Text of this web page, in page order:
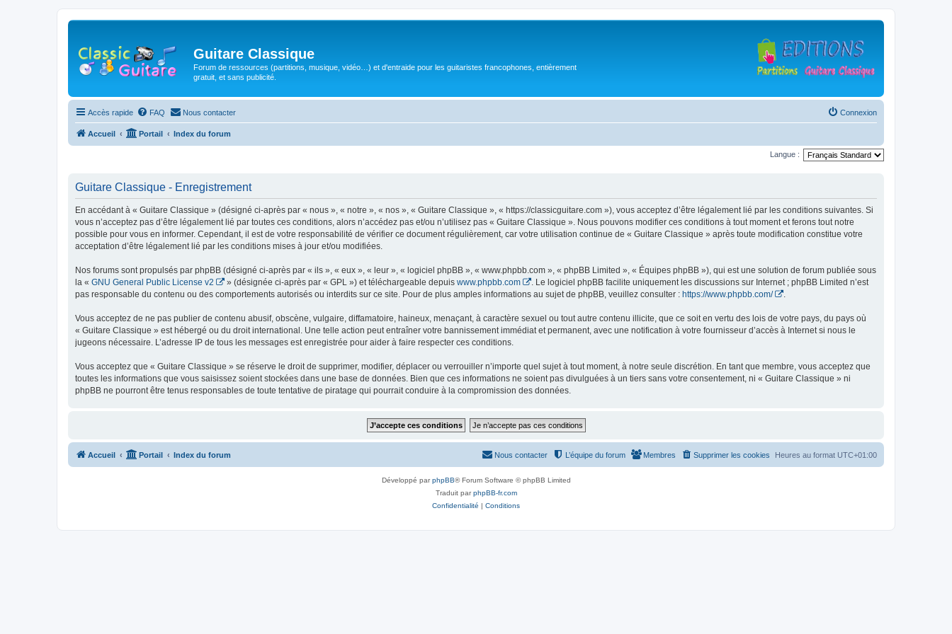
Guitare Classique
Forum de ressources (partitions, musique, vidéo…) et d'entraide pour les guitaristes francophones, entièrement
gratuit, et sans publicité.
Accès rapide FAQ Nous contacter Connexion
Accueil Portail Index du forum
Langue :
Guitare Classique - Enregistrement
En accédant à « Guitare Classique » (désigné ci-après par « nous », « notre », « nos », « Guitare Classique », « https://classicguitare.com »), vous acceptez d’être légalement lié par les conditions suivantes. Si
vous n’acceptez pas d’être légalement lié par toutes ces conditions, alors n’accédez pas et/ou n’utilisez pas « Guitare Classique ». Nous pouvons modifier ces conditions à tout moment et ferons tout notre
possible pour vous en informer. Cependant, il est de votre responsabilité de vérifier ce document régulièrement, car votre utilisation continue de « Guitare Classique » après toute modification constitue votre
acceptation d’être légalement lié par les conditions mises à jour et/ou modifiées.
Nos forums sont propulsés par phpBB (désigné ci-après par « ils », « eux », « leur », « logiciel phpBB », « www.phpbb.com », « phpBB Limited », « Équipes phpBB »), qui est une solution de forum publiée sous
la « GNU General Public License v2 » (désignée ci-après par « GPL ») et téléchargeable depuis www.phpbb.com
. Le logiciel phpBB facilite uniquement les discussions sur Internet ; phpBB Limited n’est
pas responsable du contenu ou des comportements autorisés ou interdits sur ce site. Pour de plus amples informations au sujet de phpBB, veuillez consulter : https://www.phpbb.com/ .
Vous acceptez de ne pas publier de contenu abusif, obscène, vulgaire, diffamatoire, haineux, menaçant, à caractère sexuel ou tout autre contenu illicite, que ce soit en vertu des lois de votre pays, du pays où
« Guitare Classique » est hébergé ou du droit international. Une telle action peut entraîner votre bannissement immédiat et permanent, avec une notification à votre fournisseur d’accès à Internet si nous le
jugeons nécessaire. L’adresse IP de tous les messages est enregistrée pour aider à faire respecter ces conditions.
Vous acceptez que « Guitare Classique » se réserve le droit de supprimer, modifier, déplacer ou verrouiller n’importe quel sujet à tout moment, à notre seule discrétion. En tant que membre, vous acceptez que
toutes les informations que vous saisissez soient stockées dans une base de données. Bien que ces informations ne soient pas divulguées à un tiers sans votre consentement, ni « Guitare Classique » ni
phpBB ne pourront être tenus responsables de toute tentative de piratage qui pourrait conduire à la compromission des données.
Accueil Portail Index du forum Heures au format UTC+01:00
Supprimer les cookies
Membres
L’équipe du forum
Nous contacter
Développé parphpBB® Forum Software © phpBB Limited
Traduit parphpBB-fr.com
Confidentialité | Conditions